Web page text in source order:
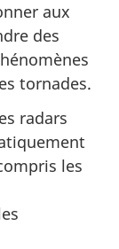
aux
des
tornades.
radars
les